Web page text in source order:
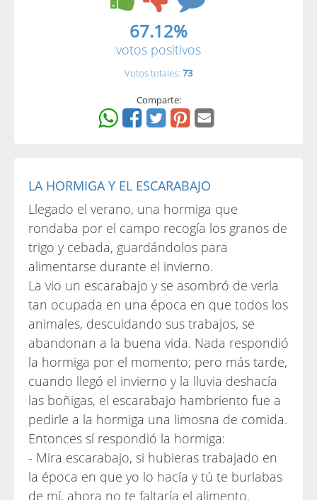
67.12%
votos positivos
Votos totales: 73
Comparte:
LA HORMIGA Y EL ESCARABAJO
Llegado el verano, una hormiga que
rondaba por el campo recogía los granos de
trigo y cebada, guardándolos para
alimentarse durante el invierno.
La vio un escarabajo y se asombró de verla
tan ocupada en una época en que todos los
animales, descuidando sus trabajos, se
abandonan a la buena vida. Nada respondió
la hormiga por el momento; pero más tarde,
cuando llegó el invierno y la lluvia deshacía
las boñigas, el escarabajo hambriento fue a
pedirle a la hormiga una limosna de comida.
Entonces sí respondió la hormiga:
- Mira escarabajo, si hubieras trabajado en
la época en que yo lo hacía y tú te burlabas
de mí, ahora no te faltaría el alimento.